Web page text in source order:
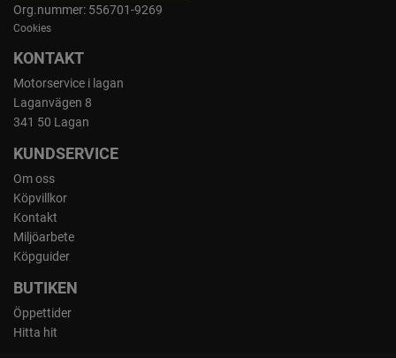
Org.nummer: 556701-9269
Cookies
KONTAKT
Motorservice i lagan
Laganvägen 8
341 50 Lagan
KUNDSERVICE
Om oss
Köpvillkor
Kontakt
Miljöarbete
Köpguider
BUTIKEN
Öppettider
Hitta hit